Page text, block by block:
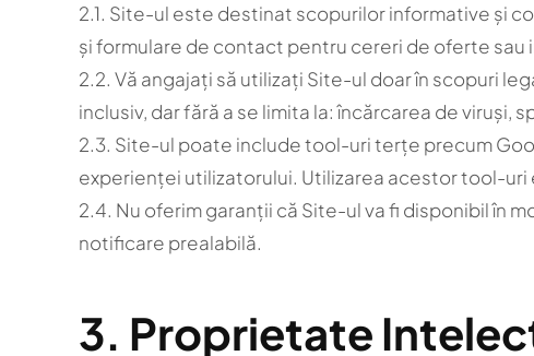
2.1. Site-ul este destinat scopurilor informative și
și formulare de contact pentru cereri de oferte sau
2.2. Vă angajați să utilizați Site-ul doar în scopuri
inclusiv, dar fără a se limita la: încărcarea de
2.3. Site-ul poate include tool-uri terțe precum
experienței utilizatorului. Utilizarea acestor tool-
2.4. Nu oferim garanții că Site-ul va fi disponibil în
notificare prealabilă.
3. Proprietate